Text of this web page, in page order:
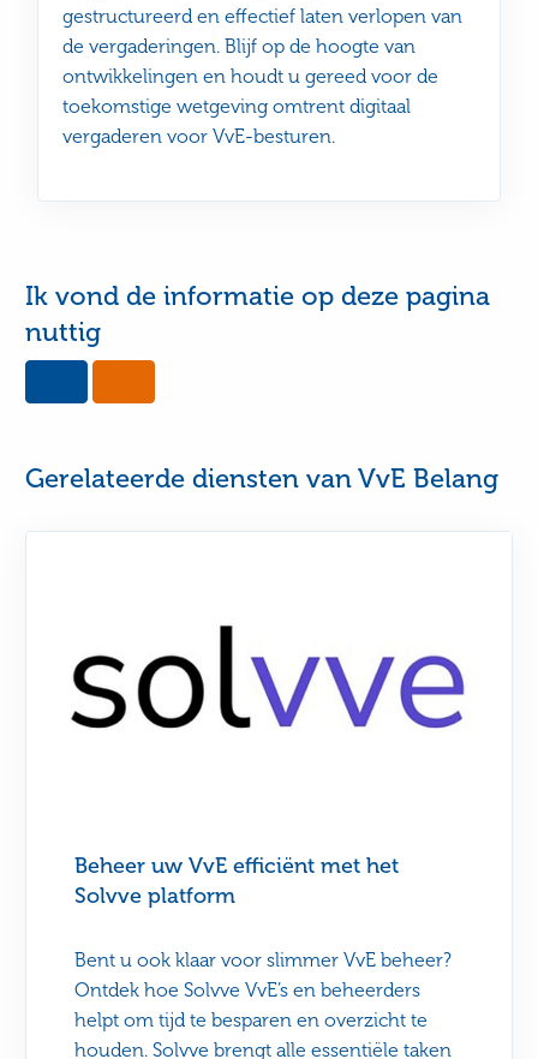
gestructureerd en effectief laten verlopen van
de vergaderingen. Blijf op de hoogte van
ontwikkelingen en houdt u gereed voor de
toekomstige wetgeving omtrent digitaal
vergaderen voor VvE-besturen.
Ik vond de informatie op deze pagina
nuttig
this
this
useful
Gerelateerde diensten van VvE Belang
Beheer uw VvE efficiënt met het
Solvve platform
Bent u ook klaar voor slimmer VvE beheer?
Ontdek hoe Solvve VvE’s en beheerders
helpt om tijd te besparen en overzicht te
houden. Solvve brengt alle essentiële taken